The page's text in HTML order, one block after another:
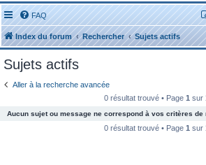
FAQ
Index du forum Rechercher Sujets actifs
Sujets actifs
Aller à la recherche avancée
0 résultat trouvé • Page 1 sur
Aucun sujet ou message ne correspond à vos critères de
0 résultat trouvé • Page 1 sur